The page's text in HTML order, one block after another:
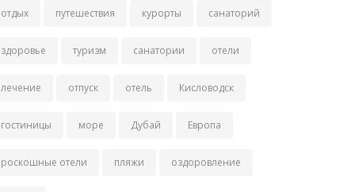
отдых путешествия курорты санаторий
здоровье туризм санатории отели
лечение отпуск отель Кисловодск
гостиницы море Дубай Европа
роскошные отели пляжи оздоровление